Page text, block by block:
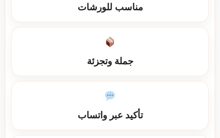
مناسب للورشات
جملة وتجزئة
تأكيد عبر واتساب